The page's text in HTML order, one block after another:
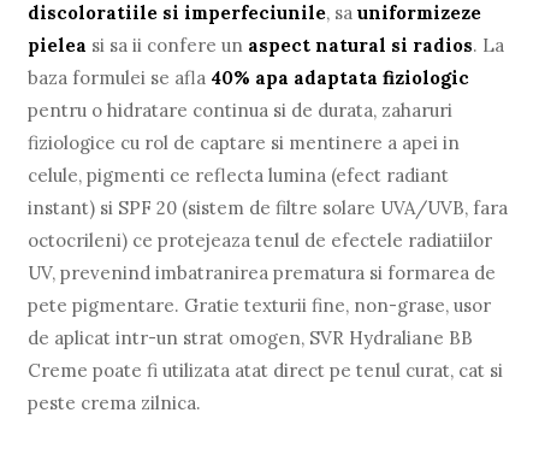
discoloratiile si imperfeciunile, sauniformizeze
pielea si sa ii confere un aspect natural si radios. La
baza formulei se afla 40% apa adaptata fiziologic
pentru o hidratare continua si de durata, zaharuri
fiziologice cu rol de captare si mentinere a apei in
celule, pigmenti ce reflecta lumina (efect radiant
instant) si SPF 20 (sistem de filtre solare UVA/UVB, fara
octocrileni) ce protejeaza tenul de efectele radiatiilor
UV, prevenind imbatranirea prematura si formarea de
pete pigmentare. Gratie texturii fine, non-grase, usor
de aplicat intr-un strat omogen, SVR Hydraliane BB
Creme poate fi utilizata atat direct pe tenul curat, cat si
peste crema zilnica.